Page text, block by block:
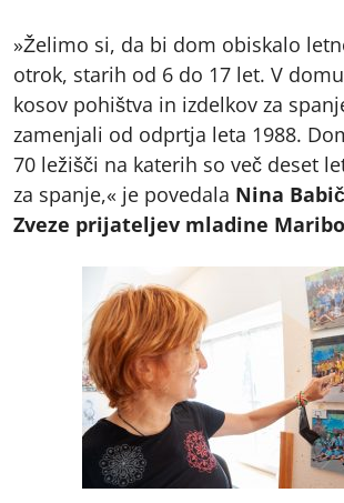
»Želimo si, da bi dom obiskalo
otrok, starih od 6 do 17 let. V
kosov pohištva in izdelkov za
zamenjali od odprtja leta 1988.
70 ležišči na katerih so več deset
za spanje,« je povedala Nina
Zveze prijateljev mladine